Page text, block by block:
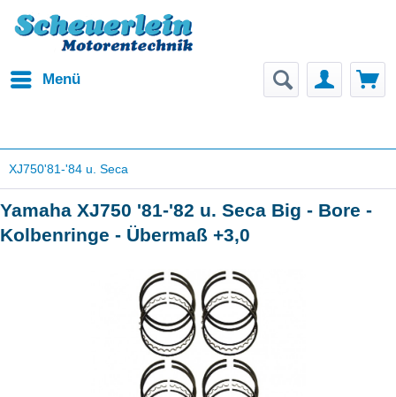
Menü
XJ750'81-'84 u. Seca
Yamaha XJ750 '81-'82 u. Seca Big - Bore -
Kolbenringe - Übermaß +3,0